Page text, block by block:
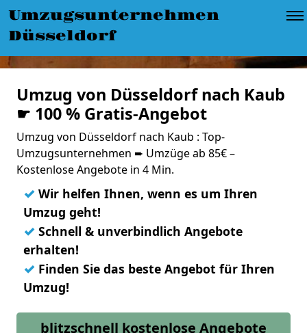
Umzugsunternehmen
Düsseldorf
Umzug von Düsseldorf nach Kaub
☛ 100 % Gratis-Angebot
Umzug von Düsseldorf nach Kaub : Top-
Umzugsunternehmen ➨ Umzüge ab 85€ –
Kostenlose Angebote in 4 Min.
✓ Wir helfen Ihnen, wenn es um Ihren
Umzug geht!
✓ Schnell & unverbindlich Angebote
erhalten!
✓ Finden Sie das beste Angebot für Ihren
Umzug!
blitzschnell kostenlose Angebote